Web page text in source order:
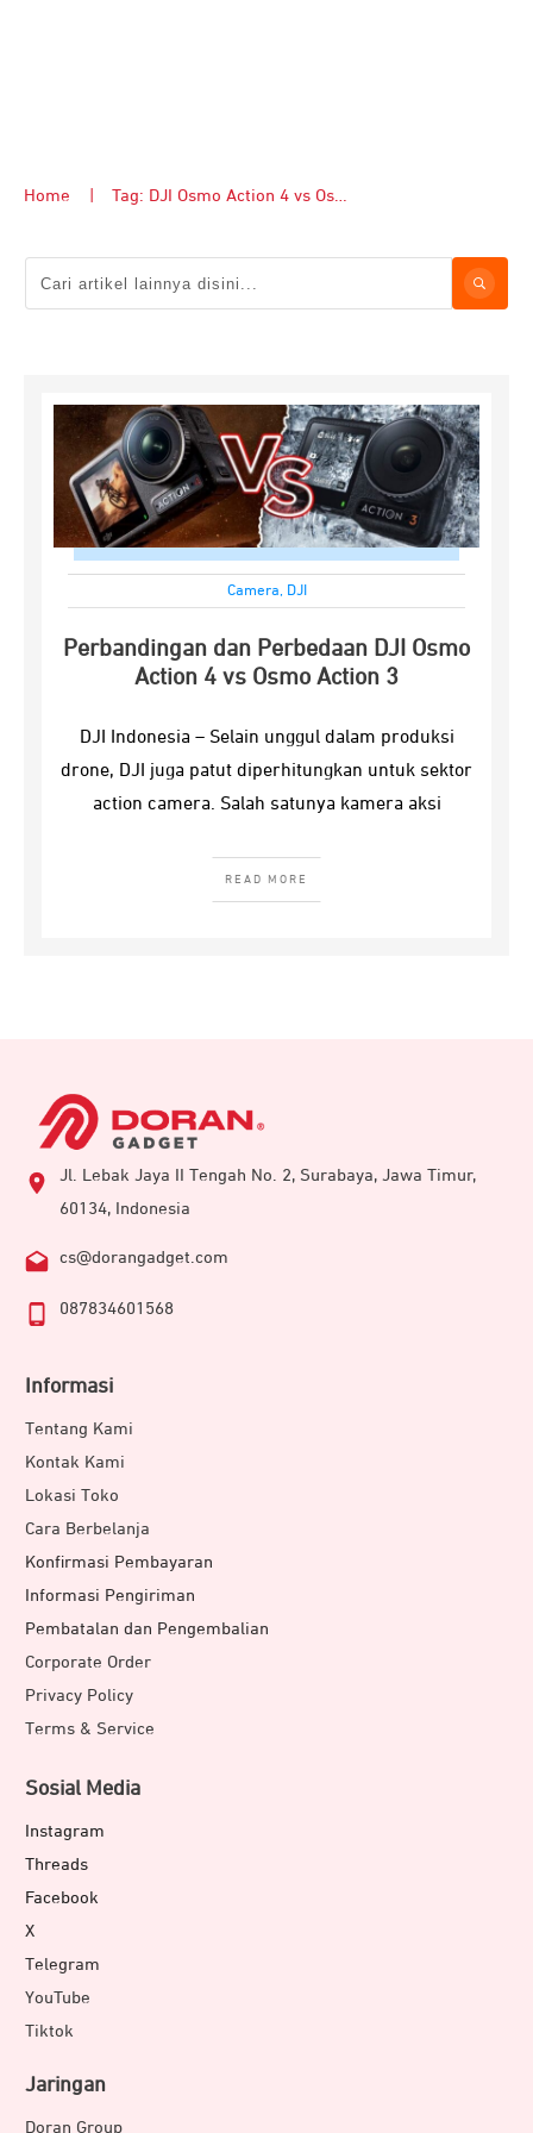
Home Tag: DJI Osmo Action 4 vs Osmo Action 3
Camera, DJI
Perbandingan dan Perbedaan DJI Osmo
Action 4 vs Osmo Action 3
DJI Indonesia – Selain unggul dalam produksi
drone, DJI juga patut diperhitungkan untuk sektor
action camera. Salah satunya kamera aksi
READ MORE
Jl. Lebak Jaya II Tengah No. 2, Surabaya, Jawa Timur,
60134, Indonesia
cs@dorangadget.com
087834601568
Informasi
Tentang Kami
Kontak Kami
Lokasi Toko
Cara Berbelanja
Konfirmasi Pembayaran
Informasi Pengiriman
Pembatalan dan Pengembalian
Corporate Order
Privacy Policy
Terms & Service
Sosial Media
Instagram
Threads
Facebook
X
Telegram
YouTube
Tiktok
Jaringan
Doran Group